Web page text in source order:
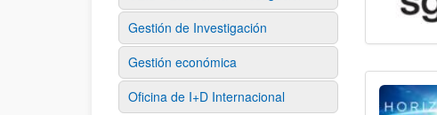
Gestión de Investigación
Gestión económica
Oficina de I+D Internacional